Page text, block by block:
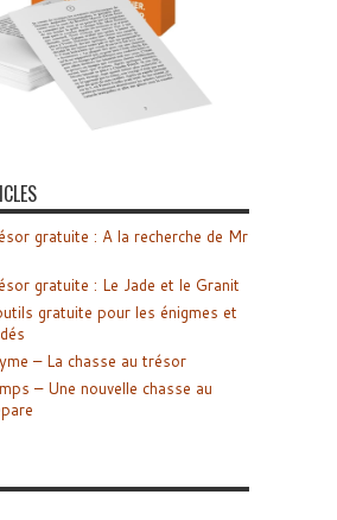
gratuite : A la recherche de Mr
gratuite : Le Jade et le Granit
gratuite pour les énigmes et
– La chasse au trésor
– Une nouvelle chasse au